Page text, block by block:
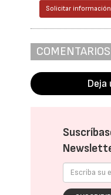
Solicitar información